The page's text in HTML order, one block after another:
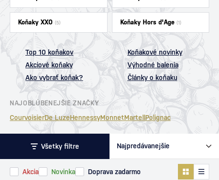
Koňaky XXO (5) Koňaky Hors d'Age (1)
NAJOBLÚBENEJŠIE ZNAČKY
CourvoisierDe LuzeHennessyMonnetMartell Polignac
Top 10 koňakov
Koňakové novinky
Akciové koňaky
Výhodné balenia
Ako vybrať koňak?
Články o koňaku
Všetky filtre
Akcia Novinka Doprava zadarmo